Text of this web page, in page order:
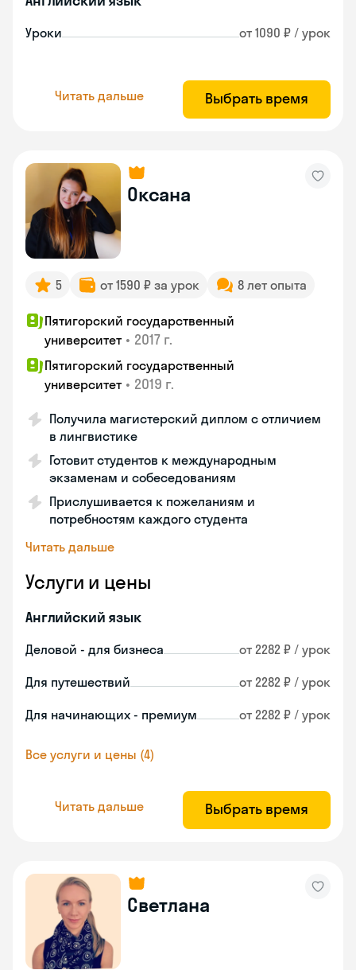
Уроки от 1090 ₽ / урок
Читать дальше Выбрать время
Оксана
5 от 1590 ₽ за урок 8 лет опыта
Пятигорский государственный
университет • 2017 г.
Пятигорский государственный
университет • 2019 г.
Получила магистерский диплом с отличием
в лингвистике
Готовит студентов к международным
экзаменам и собеседованиям
Прислушивается к пожеланиям и
потребностям каждого студента
Читать дальше
Услуги и цены
Английский язык
Деловой - для бизнеса от 2282 ₽ / урок
Для путешествий от 2282 ₽ / урок
Для начинающих - премиум от 2282 ₽ / урок
Все услуги и цены (4)
Читать дальше Выбрать время
Светлана